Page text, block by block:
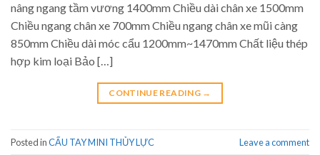
nâng ngang tầm vương 1400mm Chiều dài chân xe 1500mm
Chiều ngang chân xe 700mm Chiều ngang chân xe mũi càng
850mm Chiều dài móc cẩu 1200mm~1470mm Chất liệu thép
hợp kim loại Bảo […]
CONTINUE READING →
Posted inCẨU TAY MINI THỦY LỰC Leave a comment